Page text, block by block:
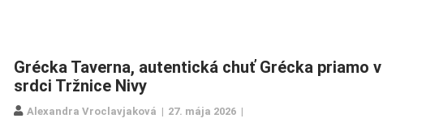
Grécka Taverna, autentická chuť Grécka priamo v
srdci Tržnice Nivy
Alexandra Vroclavjaková 27. mája 2026